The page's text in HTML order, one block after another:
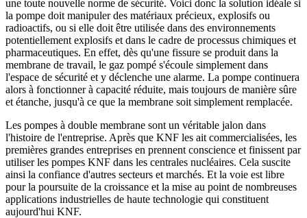
une toute nouvelle norme de sécurité. Voici donc la solution idéale si
la pompe doit manipuler des matériaux précieux, explosifs ou
radioactifs, ou si elle doit être utilisée dans des environnements
potentiellement explosifs et dans le cadre de processus chimiques et
pharmaceutiques. En effet, dès qu'une fissure se produit dans la
membrane de travail, le gaz pompé s'écoule simplement dans
l'espace de sécurité et y déclenche une alarme. La pompe continuera
alors à fonctionner à capacité réduite, mais toujours de manière sûre
et étanche, jusqu'à ce que la membrane soit simplement remplacée.
Les pompes à double membrane sont un véritable jalon dans
l'histoire de l'entreprise. Après que KNF les ait commercialisées, les
premières grandes entreprises en prennent conscience et finissent par
utiliser les pompes KNF dans les centrales nucléaires. Cela suscite
ainsi la confiance d'autres secteurs et marchés. Et la voie est libre
pour la poursuite de la croissance et la mise au point de nombreuses
applications industrielles de haute technologie qui constituent
aujourd'hui KNF.